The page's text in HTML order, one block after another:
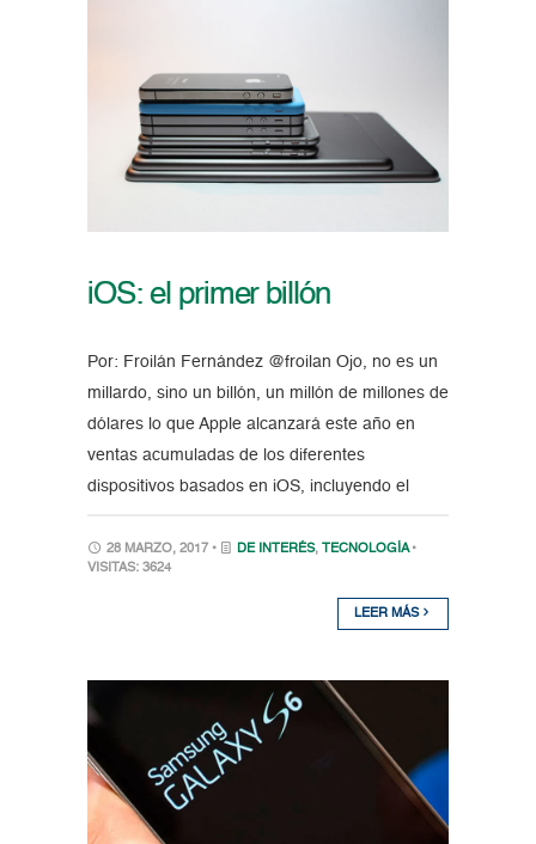
iOS: el primer billón
Por: Froilán Fernández @froilan Ojo, no es un
millardo, sino un billón, un millón de millones de
dólares lo que Apple alcanzará este año en
ventas acumuladas de los diferentes
dispositivos basados en iOS, incluyendo el
28 MARZO, 2017 • DE INTERÉS, TECNOLOGÍA •
VISITAS: 3624
LEER MÁS